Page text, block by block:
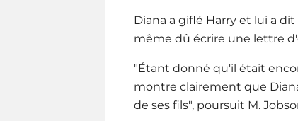
Diana a giflé Harry et lui a
même dû écrire une lettre
"Étant donné qu'il était
montre clairement que
de ses fils", poursuit M.